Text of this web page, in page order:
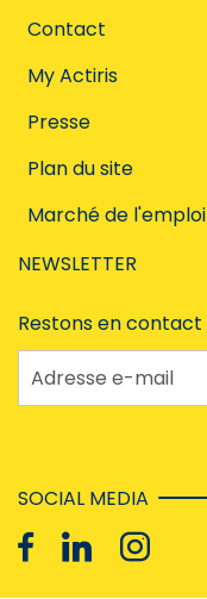
Contact
My Actiris
Presse
Plan du site
Marché de l'emploi
NEWSLETTER
Restons en contact
Adresse e-mail
SOCIAL MEDIA